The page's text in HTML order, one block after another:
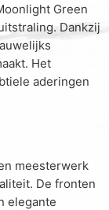
Green
Dankzij
Het
aderingen
meesterwerk
De fronten
elegante